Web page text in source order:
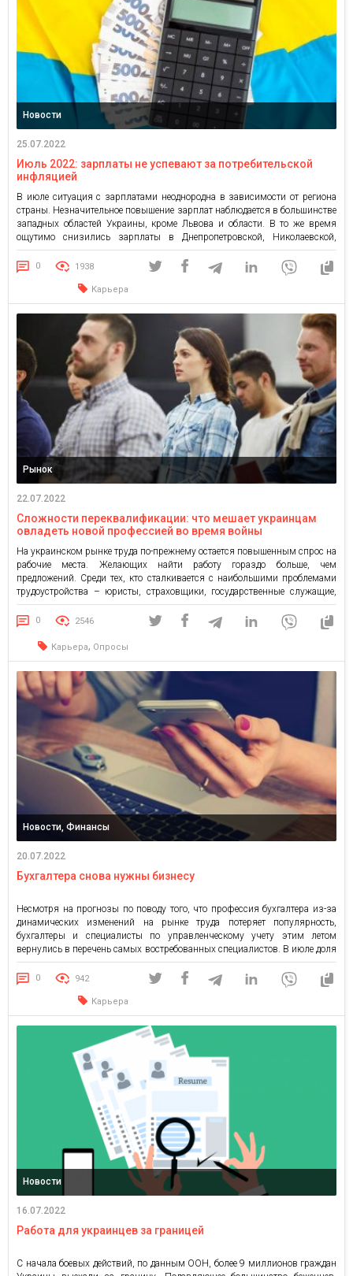
Новости
25.07.2022
Июль 2022: зарплаты не успевают за потребительской
инфляцией
В июле ситуация с зарплатами неоднородна в зависимости от региона
страны. Незначительное повышение зарплат наблюдается в большинстве
западных областей Украины, кроме Львова и области. В то же время
ощутимо снизились зарплаты в Днепропетровской, Николаевской,
Сумской областях, Волыни и Житомирщине. В Киеве средняя зарплата
без изменений и остается самой высокой по Украине. Средняя зарплата
0 1938
Карьера
Рынок
22.07.2022
Сложности переквалификации: что мешает украинцам
овладеть новой профессией во время войны
На украинском рынке труда по-прежнему остается повышенным спрос на
рабочие места. Желающих найти работу гораздо больше, чем
предложений. Среди тех, кто сталкивается с наибольшими проблемами
трудоустройства – юристы, страховщики, государственные служащие,
педагоги, специалисты сферы автомобильного транспорта. Эти
профессии с начала войны наименее востребованы, новых вакансий для
них крайне мало. Однако кризис задел все без исключения […]
0 2546
Карьера, Опросы
Новости, Финансы
20.07.2022
Бухгалтера снова нужны бизнесу
Несмотря на прогнозы по поводу того, что профессия бухгалтера из-за
динамических изменений на рынке труда потеряет популярность,
бухгалтеры и специалисты по управленческому учету этим летом
вернулись в перечень самых востребованных специалистов. В июле доля
вакансий этой профессиональной сферы составляет 6% всех актуальных
на портале grc.ua. По статистике, бухгалтерами и экономистами работают
преимущественно женщины. Весомую долю […]
0 942
Карьера
Новости
16.07.2022
Работа для украинцев за границей
С начала боевых действий, по данным ООН, более 9 миллионов граждан